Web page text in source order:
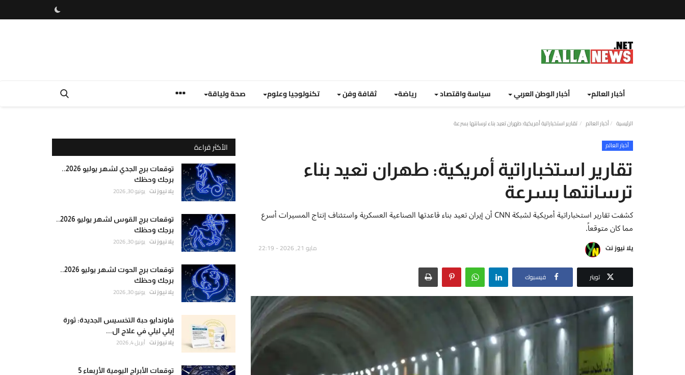
أخبار العالم أخبار الوطن العربي سياسة واقتصاد رياضة ثقافة وفن تكنولوجيا وعلوم صحة ولياقة
الرئيسية أخبار العالم تقارير استخباراتية أمريكية: طهران تعيد بناء ترسانتها بسرعة
أخبار العالم
تقارير استخباراتية أمريكية: طهران تعيد بناء
ترسانتها بسرعة
كشفت تقارير استخباراتية أمريكية لشبكة CNN أن إيران تعيد بناء قاعدتها الصناعية العسكرية واستئناف إنتاج المسيرات أسرع
مما كان متوقعاً.
يلا نيوز نت مايو 21, 2026 - 22:19
تويتر فيسبوك
الأكثر قراءة
توقعات برج الجدي لشهر يوليو 2026..
برجك وحظك
يلا نيوز نت يونيو 30, 2026
توقعات برج القوس لشهر يوليو 2026..
برجك وحظك
يلا نيوز نت يونيو 30, 2026
توقعات برج الحوت لشهر يوليو 2026..
برجك وحظك
يلا نيوز نت يونيو 30, 2026
فاوندايو حبة التخسيس الجديدة: ثورة
إيلي ليلي في علاج ال...
يلا نيوز نت أبريل 4, 2026
توقعات الأبراج اليومية الأربعاء 5